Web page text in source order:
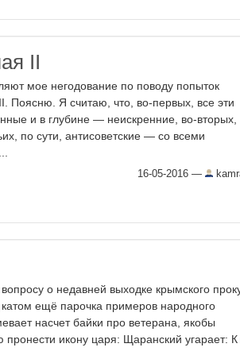
II
мое негодование по поводу попыток
Поясню. Я считаю, что, во-первых, все эти
и в глубине — неискренние, во-вторых,
по сути, антисоветские — со всеми
16-05-2016 —
о недавней выходке крымского
ещё парочка примеров народного
насчет байки про ветерана, якобы
икону царя: Щаранский угарает: К